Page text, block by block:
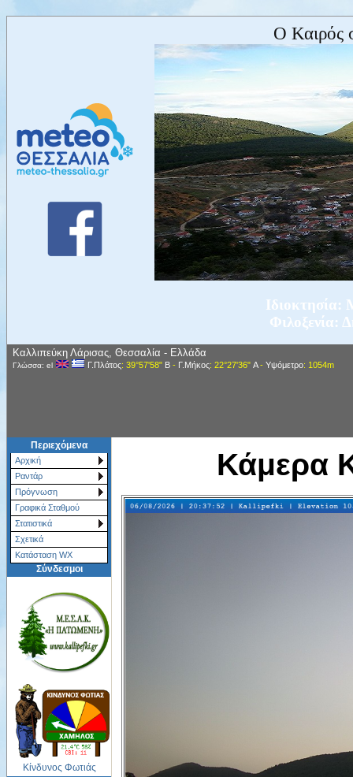
Ο Καιρός
Φιλοξενία:
Καλλιπεύκη Λάρισας, Θεσσαλία - Ελλάδα
Γλώσσα: el Γ.Πλάτος: 39°57'58" Β- Γ.Μήκος: 22°27'36" Α- Υψόμετρο: 1054m
Περιεχόμενα
Αρχική
Ραντάρ
Πρόγνωση
Γραφικά Σταθμού
Στατιστικά
Σχετικά
Κατάσταση WX
Σύνδεσμοι
Κίνδυνος Φωτιάς
Κάμερα